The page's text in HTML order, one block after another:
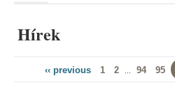
Hírek
‹‹ previous 1 2 94 95